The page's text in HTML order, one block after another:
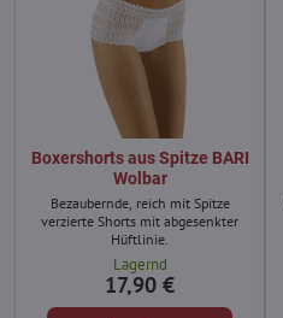
Boxershorts aus Spitze BARI
Wolbar
Bezaubernde, reich mit Spitze
verzierte Shorts mit abgesenkter
Hüftlinie.
Lagernd
17,90 €